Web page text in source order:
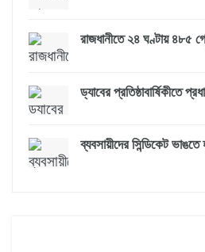
রাজধানীতে ২৪ ঘণ্টায় ৪৮৫
ড্যাবের প্রতিষ্ঠাবার্ষিকীতে
ব্যবসায়ীদের সিন্ডিকেট